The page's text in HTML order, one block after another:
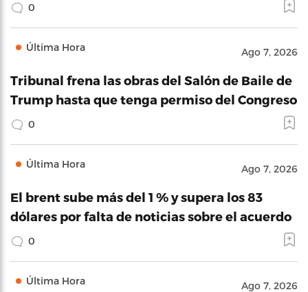
0
Última Hora Ago 7, 2026
Tribunal frena las obras del Salón de Baile de
Trump hasta que tenga permiso del Congreso
0
Última Hora Ago 7, 2026
El brent sube más del 1 % y supera los 83
dólares por falta de noticias sobre el acuerdo
0
Última Hora Ago 7, 2026